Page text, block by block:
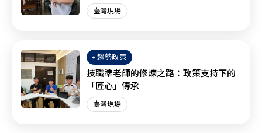
臺灣現場
趨勢政策
技職準老師的修煉之路：政策支持下的
「匠心」傳承
臺灣現場